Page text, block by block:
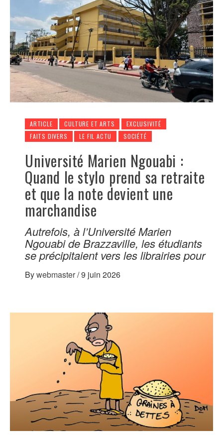
ARTICLE CULTURE ET ARTS
EXCLUSIVITÉ
FAITS DIVERS
LE FIL ACTU SOCIÉTÉ
Université Marien Ngouabi :
Quand le stylo prend sa retraite
et que la note devient une
marchandise
Autrefois, à l’Université Marien
Ngouabi de Brazzaville, les étudiants
se précipitaient vers les librairies pour
Bywebmaster/9 juin 2026